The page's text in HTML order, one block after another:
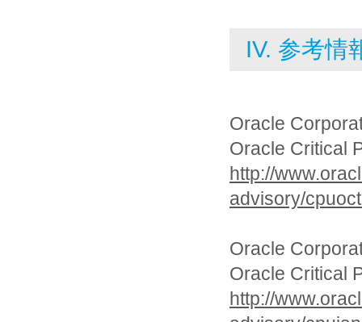
IV. 参考情
Oracle
Oracle Critical
http://
advisory/
Oracle
Oracle Critical
http://